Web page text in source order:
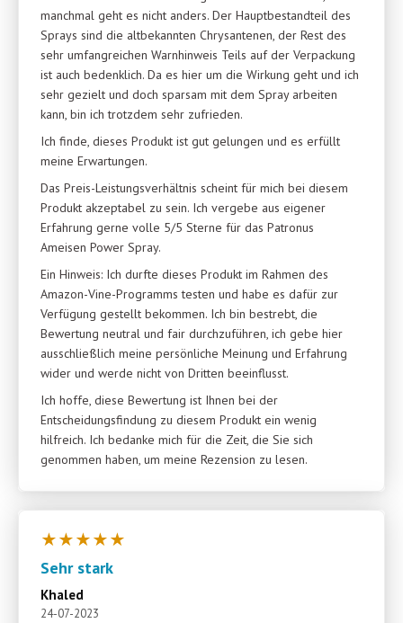
manchmal geht es nicht anders. Der Hauptbestandteil des
Sprays sind die altbekannten Chrysantenen, der Rest des
sehr umfangreichen Warnhinweis Teils auf der Verpackung
ist auch bedenklich. Da es hier um die Wirkung geht und ich
sehr gezielt und doch sparsam mit dem Spray arbeiten
kann, bin ich trotzdem sehr zufrieden.
Ich finde, dieses Produkt ist gut gelungen und es erfüllt
meine Erwartungen.
Das Preis-Leistungsverhältnis scheint für mich bei diesem
Produkt akzeptabel zu sein. Ich vergebe aus eigener
Erfahrung gerne volle 5/5 Sterne für das Patronus
Ameisen Power Spray.
Ein Hinweis: Ich durfte dieses Produkt im Rahmen des
Amazon-Vine-Programms testen und habe es dafür zur
Verfügung gestellt bekommen. Ich bin bestrebt, die
Bewertung neutral und fair durchzuführen, ich gebe hier
ausschließlich meine persönliche Meinung und Erfahrung
wider und werde nicht von Dritten beeinflusst.
Ich hoffe, diese Bewertung ist Ihnen bei der
Entscheidungsfindung zu diesem Produkt ein wenig
hilfreich. Ich bedanke mich für die Zeit, die Sie sich
genommen haben, um meine Rezension zu lesen.
★★★★★
Khaled
24-07-2023
Sehr stark